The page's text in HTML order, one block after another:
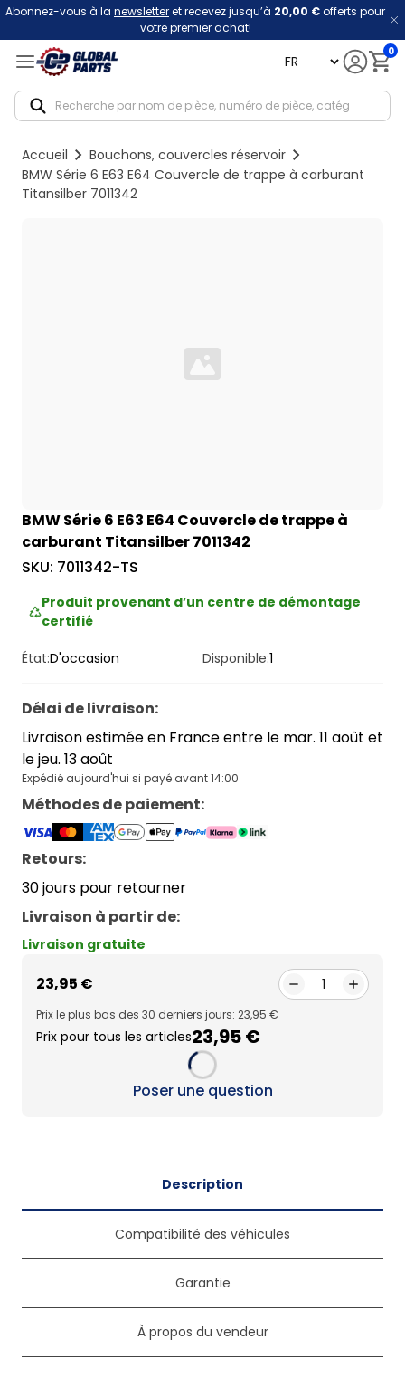
Abonnez-vous à la newsletteret recevez jusqu’à 20,00 €offerts pour
votre premier achat!
language 0
Accueil
Bouchons, couvercles réservoir
BMW Série 6 E63 E64 Couvercle de trappe à carburant
Titansilber 7011342
Loading...
BMW Série 6 E63 E64 Couvercle de trappe à
carburant Titansilber 7011342
SKU: 7011342-TS
Produit provenant d’un centre de démontage
certifié
État:D'occasion Disponible:1
Délai de livraison:
Livraison estimée en France entre le mar. 11 août et
le jeu. 13 août
Expédié aujourd'hui si payé avant 14:00
Méthodes de paiement:
Retours:
30 jours pour retourner
Livraison à partir de:
Livraison gratuite
23,95 € 1
Prix le plus bas des 30 derniers jours: 23,95 €
Prix pour tous les articles23,95 €
Loading...
Poser une question
Description
Compatibilité des véhicules
Garantie
À propos du vendeur